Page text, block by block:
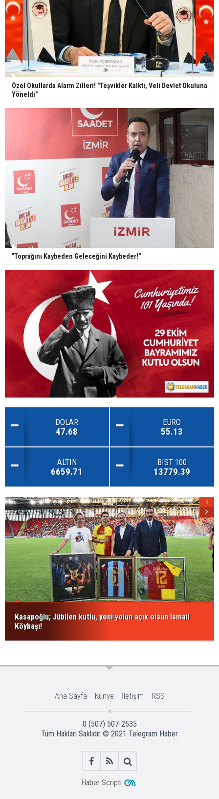
Özel Okullarda Alarm Zilleri! "Teşvikler Kalktı, Veli Devlet Okuluna
Yöneldi"
"Toprağını Kaybeden Geleceğini Kaybeder!"
DOLAR
47.68
EURO
55.13
ALTIN
6659.71
BIST 100
13779.39
Kasapoğlu; Jübilen kutlu, yeni yolun açık olsun İsmail
Köybaşı!
Ana Sayfa Künye İletişim RSS
0 (507) 507-2535
Tüm Hakları Saklıdır © 2021 Telegram Haber
Haber Scripti